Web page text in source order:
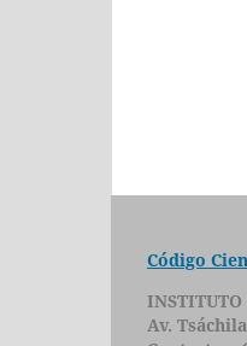
Código
INSTITUTO
Av.